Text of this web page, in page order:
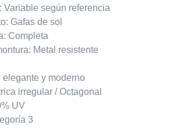
Variable según referencia
Gafas de sol
Completa
Metal resistente
elegante y moderno
irregular / Octagonal
UV
3